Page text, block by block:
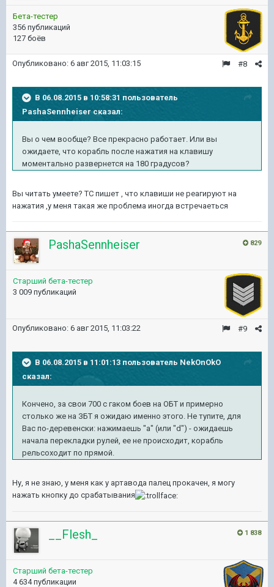
Бета-тестер
356 публикаций
127 боёв
#8
Опубликовано: 6 авг 2015, 11:03:15
В 06.08.2015 в 10:58:31 пользователь
PashaSennheiser сказал:
Вы о чем вообще? Все прекрасно работает. Или вы
ожидаете, что корабль после нажатия на клавишу
моментально развернется на 180 градусов?
Вы читать умеете? ТС пишет , что клавиши не реагируют на
нажатия ,у меня такая же проблема иногда встречаеться
829
PashaSennheiser
Старший бета-тестер
3 009 публикаций
#9
Опубликовано: 6 авг 2015, 11:03:22
В 06.08.2015 в 11:01:13 пользователь NekOnOkO
сказал:
Кончено, за свои 700 с гаком боев на ОБТ и примерно
столько же на ЗБТ я ожидаю именно этого. Не тупите, для
Вас по-деревенски: нажимаешь "а" (или "d") - ожидаешь
начала перекладки рулей, ее не происходит, корабль
рельсоходит по прямой.
Ну, я не знаю, у меня как у артавода палец прокачен, я могу
нажать кнопку до срабатывания
1 838
__Flesh_
Старший бета-тестер
4 634 публикации